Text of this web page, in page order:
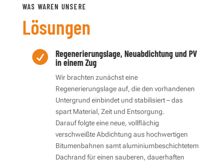
WAS WAREN UNSERE
Lösungen

Regenerierungslage, Neuabdichtung und PV
in einem Zug
Wir brachten zunächst eine
Regenerierungslage auf, die den vorhandenen
Untergrund einbindet und stabilisiert – das
spart Material, Zeit und Entsorgung.
Darauf folgte eine neue, vollflächig
verschweißte Abdichtung aus hochwertigen
Bitumenbahnen samt aluminiumbeschichtetem
Dachrand für einen sauberen, dauerhaften